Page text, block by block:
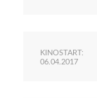
KINOSTART:
06.04.2017